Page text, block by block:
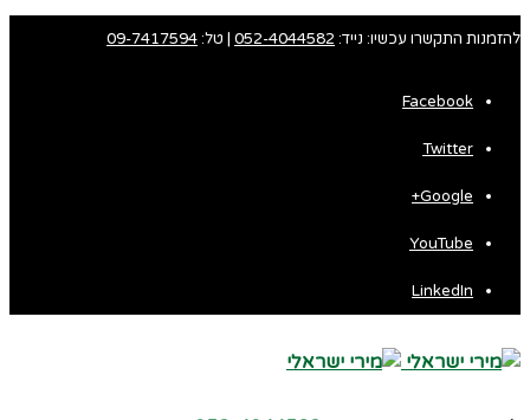
להזמנות התקשרו עכשיו: נייד: 052-4044582 | טל:09-7417594
Facebook
Twitter
Google+
YouTube
LinkedIn